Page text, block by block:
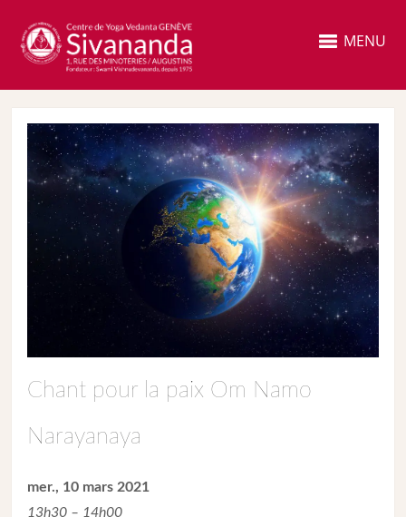
MENU
Chant pour la paix Om Namo
Narayanaya
mer., 10 mars 2021
13h30 – 14h00